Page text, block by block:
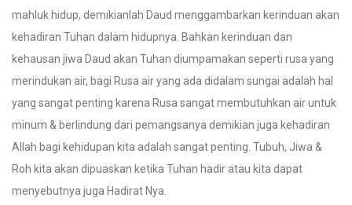
mahluk hidup, demikianlah Daud menggambarkan kerinduan akan
kehadiran Tuhan dalam hidupnya. Bahkan kerinduan dan
kehausan jiwa Daud akan Tuhan diumpamakan seperti rusa yang
merindukan air, bagi Rusa air yang ada didalam sungai adalah hal
yang sangat penting karena Rusa sangat membutuhkan air untuk
minum & berlindung dari pemangsanya demikian juga kehadiran
Allah bagi kehidupan kita adalah sangat penting. Tubuh, Jiwa &
Roh kita akan dipuaskan ketika Tuhan hadir atau kita dapat
menyebutnya juga Hadirat Nya.